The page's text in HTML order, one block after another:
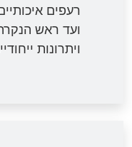
רעפים
ועד ראש
ויתרונות